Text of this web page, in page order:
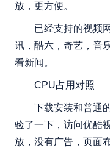
放，更方便。
已经支持的视频网
讯，酷六，奇艺，音
看新闻。
CPU占用对照
下载安装和普通的
验了一下，访问优酷
放，没有广告，页面